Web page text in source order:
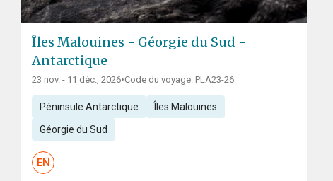
Îles Malouines - Géorgie du Sud -
Antarctique
23 nov. - 11 déc., 2026•Code du voyage: PLA23-26
Péninsule Antarctique Îles Malouines
Géorgie du Sud
EN